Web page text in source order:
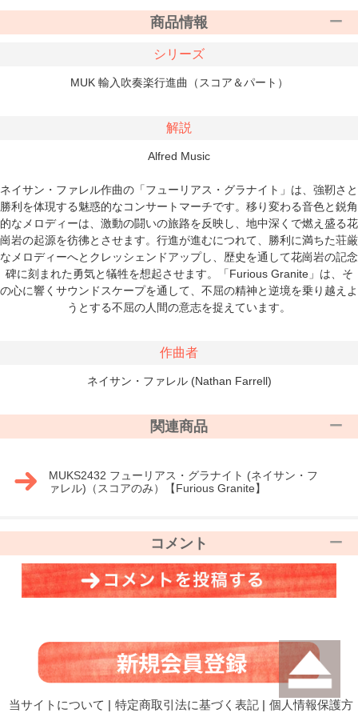
商品情報
シリーズ
MUK 輸入吹奏楽行進曲（スコア＆パート）
解説
Alfred Music
ネイサン・ファレル作曲の「フューリアス・グラナイト」は、強靭さと
勝利を体現する魅惑的なコンサートマーチです。移り変わる音色と鋭角
的なメロディーは、激動の闘いの旅路を反映し、地中深くで燃え盛る花
崗岩の起源を彷彿とさせます。行進が進むにつれて、勝利に満ちた荘厳
なメロディーへとクレッシェンドアップし、歴史を通して花崗岩の記念
碑に刻まれた勇気と犠牲を想起させます。「Furious Granite」は、そ
の心に響くサウンドスケープを通して、不屈の精神と逆境を乗り越えよ
うとする不屈の人間の意志を捉えています。
作曲者
ネイサン・ファレル (Nathan Farrell)
関連商品
MUKS2432 フューリアス・グラナイト (ネイサン・フ
ァレル)（スコアのみ）【Furious Granite】
コメント
当サイトについて | 特定商取引法に基づく表記 | 個人情報保護方